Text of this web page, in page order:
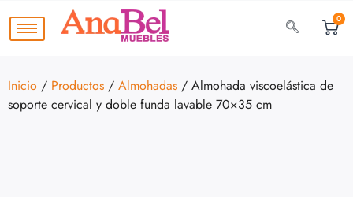
0
Inicio / Productos / Almohadas / Almohada viscoelástica de
soporte cervical y doble funda lavable 70×35 cm